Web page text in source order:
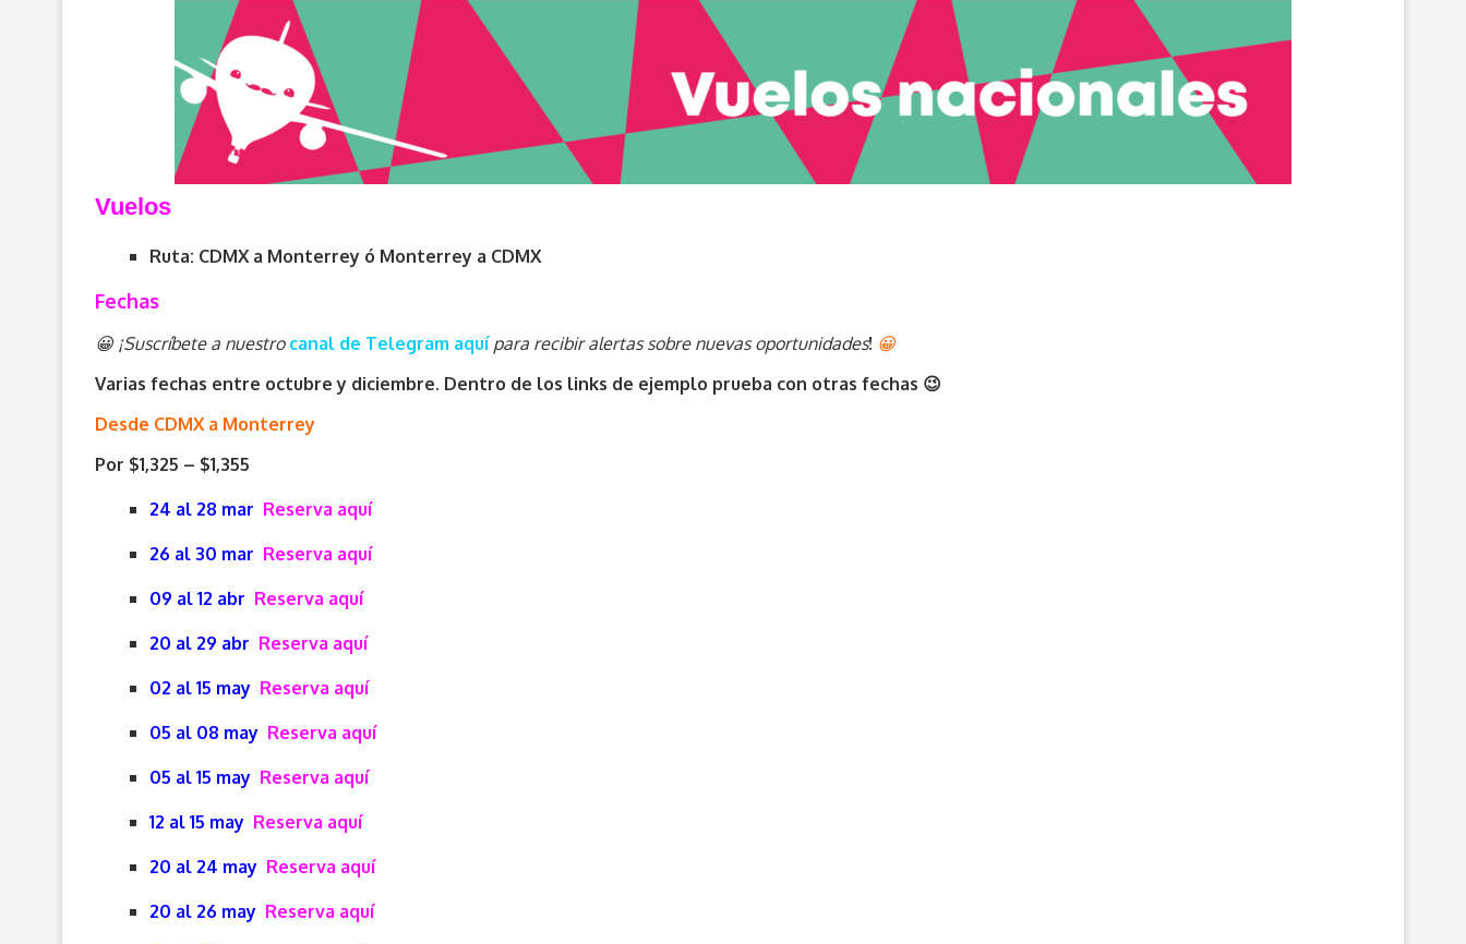
Vuelos
Ruta: CDMX a Monterrey ó Monterrey a CDMX
Fechas
😀 ¡Suscríbete a nuestro canal de Telegram aquí para recibir alertas sobre nuevas oportunidades! 😀
Varias fechas entre octubre y diciembre. Dentro de los links de ejemplo prueba con otras fechas 😉
Desde CDMX a Monterrey
Por $1,325 – $1,355
24 al 28 mar Reserva aquí
26 al 30 mar Reserva aquí
09 al 12 abr Reserva aquí
20 al 29 abr Reserva aquí
02 al 15 may Reserva aquí
05 al 08 may Reserva aquí
05 al 15 may Reserva aquí
12 al 15 may Reserva aquí
20 al 24 may Reserva aquí
20 al 26 may Reserva aquí